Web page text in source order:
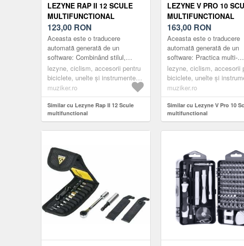
LEZYNE RAP II 12 SCULE
MULTIFUNCTIONAL
123,00 RON
Aceasta este o traducere
automată generată de un
software: Combinând stilul,
tehnologia și valoarea finală,
instrumentele pentru biciclete
Rap II d...
lezyne, ciclism, accesorii pentru
biciclete, unelte și instrumente
multifuncționale, scule multiple
muziker.ro
Similar cu Lezyne Rap II 12 Scule
multifunctional
LEZYNE V PRO 10
MULTIFUNCTIONAL
163,00 RON
Aceasta este o traducere
automată generată de un
software: Practica multi-
instrument V PRO este
concepută pentru
moderne de ast...
lezyne, ciclism, accesorii
biciclete, unelte și
multifuncționale, scule
muziker.ro
Similar cu Lezyne V Pro 10
multifunctional